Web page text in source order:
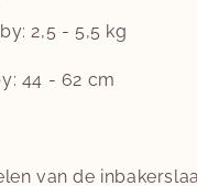
2,5 - 5,5 kg
44 - 62 cm
van de